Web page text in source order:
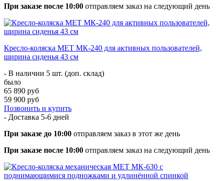
При заказе после 10:00 отправляем заказ на следующий день
Кресло-коляска МЕТ МК-240 для активных пользователей,
ширина сиденья 43 см
- В наличии 5 шт. (доп. склад)
было
65 890 руб
59 900 руб
Позвонить и купить
- Доставка 5-6 дней
При заказе до 10:00 отправляем заказ в этот же день
При заказе после 10:00 отправляем заказ на следующий день